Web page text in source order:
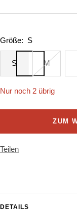
Größe: S
S M
Nur noch 2 übrig
ZUM
Teilen
DETAILS